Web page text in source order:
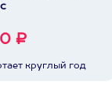
₽
круглый год